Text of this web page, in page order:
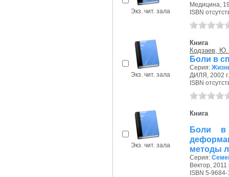
Экз. чит. зала
Медицина,
ISBN
Экз. чит. зала
Книга
Кодзаев,
Боли в
Серия:
ДИЛЯ, 2002 г.
ISBN
Экз. чит. зала
Книга
Боли в
методы
Серия:
Вектор, 2011
ISBN 5-